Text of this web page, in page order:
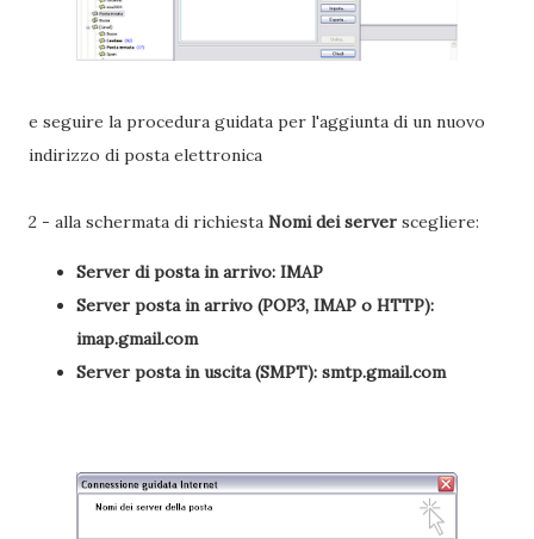
e seguire la procedura guidata per l'aggiunta di un nuovo
indirizzo di posta elettronica
2 - alla schermata di richiesta Nomi dei server scegliere:
Server di posta in arrivo: IMAP
Server posta in arrivo (POP3, IMAP o HTTP):
imap.gmail.com
Server posta in uscita (SMPT): smtp.gmail.com